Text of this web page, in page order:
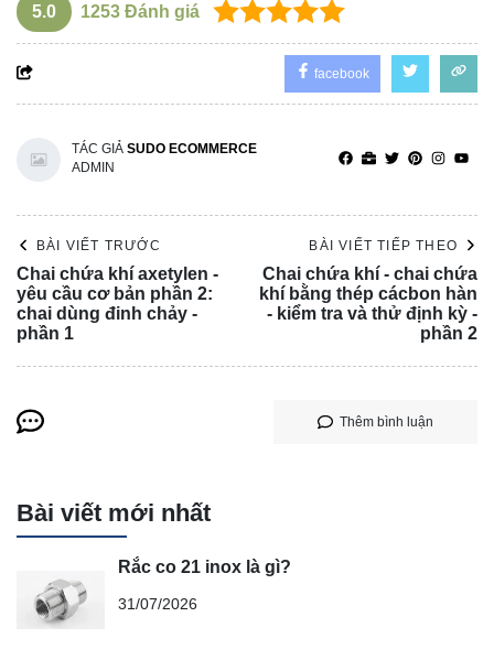
5.0 1253 Đánh giá
facebook
TÁC GIẢ SUDO ECOMMERCE
ADMIN
BÀI VIẾT TRƯỚC
Chai chứa khí axetylen -
yêu cầu cơ bản phần 2:
chai dùng đinh chảy -
phần 1
BÀI VIẾT TIẾP THEO
Chai chứa khí - chai chứa
khí bằng thép cácbon hàn
- kiểm tra và thử định kỳ -
phần 2
Thêm bình luận
Bài viết mới nhất
Rắc co 21 inox là gì?
31/07/2026